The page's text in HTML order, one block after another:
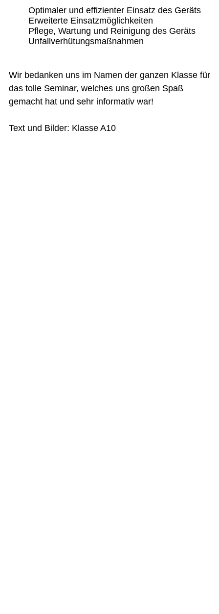
Optimaler und effizienter Einsatz des Geräts
Erweiterte Einsatzmöglichkeiten
Pflege, Wartung und Reinigung des Geräts
Unfallverhütungsmaßnahmen
Wir bedanken uns im Namen der ganzen Klasse für
das tolle Seminar, welches uns großen Spaß
gemacht hat und sehr informativ war!
Text und Bilder: Klasse A10